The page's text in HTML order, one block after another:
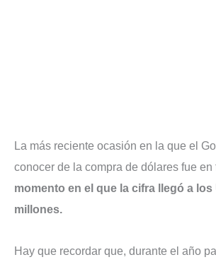
La más reciente ocasión en la que el
conocer de la compra de dólares fue en
momento en el que la cifra llegó a los
millones.
Hay que recordar que, durante el año